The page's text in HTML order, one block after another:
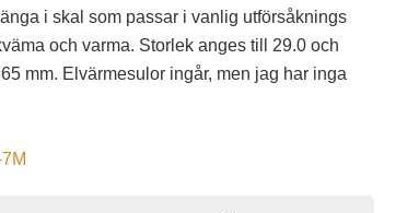
i skal som passar i vanlig utförsåknings
och varma. Storlek anges till 29.0 och
mm. Elvärmesulor ingår, men jag har inga